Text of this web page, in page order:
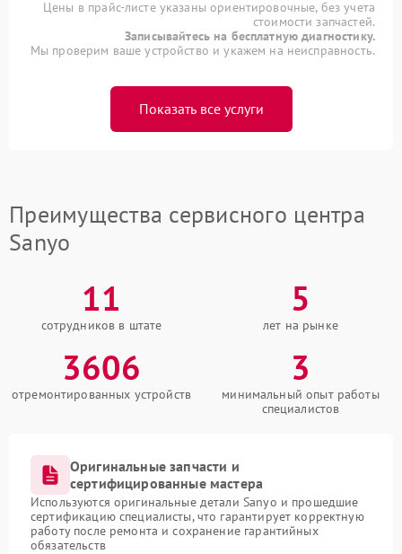
Цены в прайс-листе указаны ориентировочные, без учета
стоимости запчастей.
Записывайтесь на бесплатную диагностику.
Мы проверим ваше устройство и укажем на неисправность.
Показать все услуги
Преимущества сервисного центра
Sanyo
11
сотрудников в штате
5
лет на рынке
3606
отремонтированных устройств
3
минимальный опыт работы
специалистов
Оригинальные запчасти и
сертифицированные мастера
Используются оригинальные детали Sanyo и прошедшие
сертификацию специалисты, что гарантирует корректную
работу после ремонта и сохранение гарантийных
обязательств